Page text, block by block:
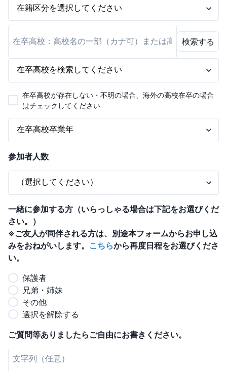
検索する
在卒高校が存在しない・不明の場合、海外の高校在卒の場合
はチェックしてください
参加者人数
一緒に参加する方（いらっしゃる場合は下記をお選びくだ
さい。）
※ご友人が同伴される方は、別途本フォームからお申し込
みをおねがいします。 こちらから再度日程をお選びくださ
い。
保護者
兄弟・姉妹
その他
選択を解除する
ご質問等ありましたらご自由にお書きください。